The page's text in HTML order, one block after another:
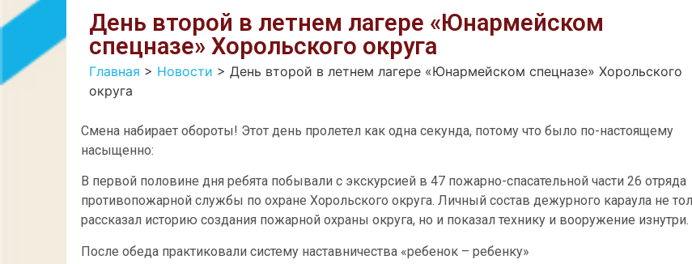
День второй в летнем лагере «Юнармейском
спецназе» Хорольского округа
Главная > Новости > День второй в летнем лагере «Юнармейском спецназе» Хорольского
округа
Смена набирает обороты! Этот день пролетел как одна секунда, потому что было по-настоящему
насыщенно:
В первой половине дня ребята побывали с экскурсией в 47 пожарно-спасательной части 26 отряда
противопожарной службы по охране Хорольского округа. Личный состав дежурного караула не
рассказал историю создания пожарной охраны округа, но и показал технику и вооружение изнутри.
После обеда практиковали систему наставничества «ребенок – ребенку»